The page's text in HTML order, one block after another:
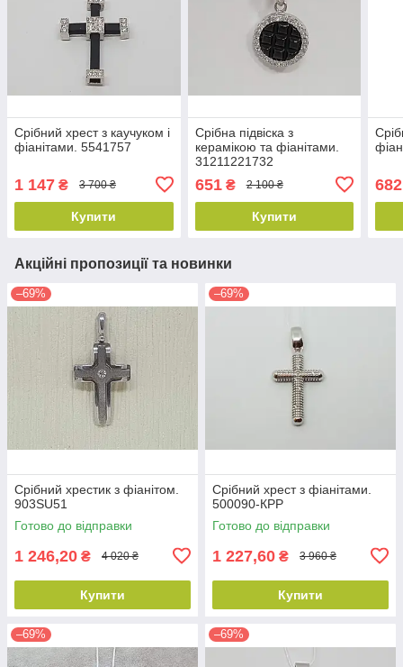
Срібний хрест з каучуком і
фіанітами. 5541757
1 147 ₴ 3 700 ₴
Купити
Срібна підвіска з
керамікою та фіанітами.
31211221732
651₴ 2 100 ₴
Купити
682
Акційні пропозиції та новинки
–69%
Срібний хрестик з фіанітом.
903SU51
Готово до відправки
1 246,20 ₴ 4 020 ₴
Купити
–69%
Срібний хрест з фіанітами.
500090-КРР
Готово до відправки
1 227,60 ₴ 3 960 ₴
Купити
–69% –69%